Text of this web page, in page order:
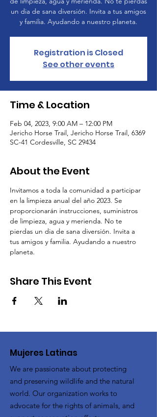
un dia de sana diversión. Invita a tus amigos
y familia. Ayudando a nuestro planeta.
Registration is Closed
See other events
Time & Location
Feb 04, 2023, 9:00 AM – 12:00 PM
Jericho Horse Trail, Jericho Horse Trail, 6369
SC-41 Cordesville, SC 29434
About the Event
Invitamos a toda la comunidad a participar
en la limpieza anual del año 2023. Se
proporcionarán instrucciones, suministros
de limpieza, agua y merienda. No te
pierdas un dia de sana diversión. Invita a
tus amigos y familia. Ayudando a nuestro
planeta.
Share This Event
Mujeres Latinas
We are passionate about protecting
and preserving wildlife and the natural
world. Our organization works to
advocate for the rights of animals, and